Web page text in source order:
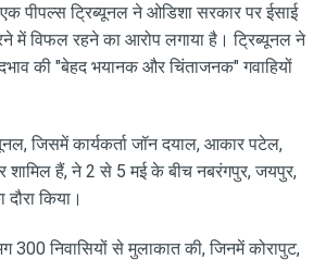
एक पीपल्स ट्रिब्यूनल ने ओडिशा सरकार पर ईसाई
में विफल रहने का आरोप लगाया है। ट्रिब्यूनल ने
की "बेहद भयानक और चिंताजनक" गवाहियों
जिसमें कार्यकर्ता जॉन दयाल, आकार पटेल,
शामिल हैं, ने 2 से 5 मई के बीच नबरंगपुर, जयपुर,
दौरा किया।
300 निवासियों से मुलाकात की, जिनमें कोरापुट,